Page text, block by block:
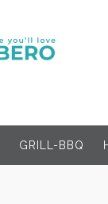
GRILL-BBQ